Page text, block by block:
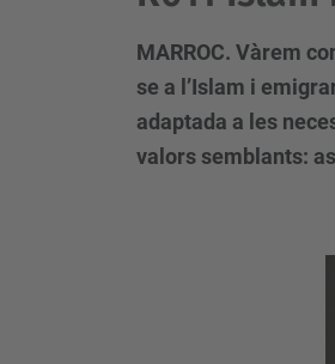
MARROC. Vàrem
se a l’Islam i
adaptada a les
valors semblants: